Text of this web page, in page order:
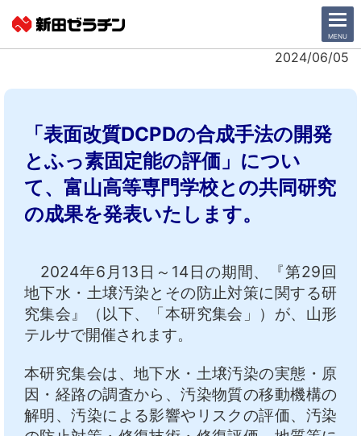
CLOSE
MENU
2024/06/05
「表面改質DCPDの合成手法の開発
とふっ素固定能の評価」につい
て、富山高等専門学校との共同研究
の成果を発表いたします。
2024年6月13日～14日の期間、『第29回
地下水・土壌汚染とその防止対策に関する研
究集会』（以下、「本研究集会」）が、山形
テルサで開催されます。
本研究集会は、地下水・土壌汚染の実態・原
因・経路の調査から、汚染物質の移動機構の
解明、汚染による影響やリスクの評価、汚染
ニュース一覧
会社情報
サステナビリティ
事業紹介
採用情報
日本語
中文 アクセス